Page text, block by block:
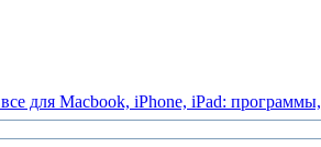
все для Macbook, iPhone, iPad: программы,